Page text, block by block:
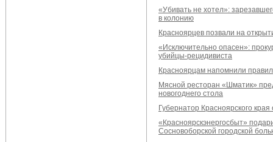
«Убивать не хотел»:
в колонию
Красноярцев позвали на
«Исключительно опасен»:
убийцы-рецидивиста
Красноярцам напомнили
Мясной ресторан «Шматик»
новогоднего стола
Губернатор Красноярского
«Красноярскэнергосбыт»
Сосновоборской городской